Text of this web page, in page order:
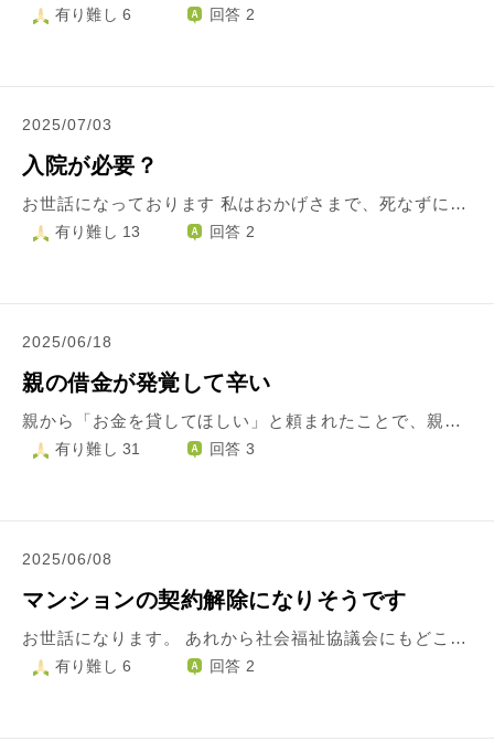
有り難し 6 回答 2
2025/07/03
入院が必要？
お世話になっております 私はおかげさまで、死なずに生きています これも、皆様のおかげです。 今回相談したいのは、ギャンブルについてです。中々パチンコが辞めれず、苦しんでます。大きな借金はしてないものの、止まりません。 自助グループという、集会みたいな所で通ってる人に、入院を勧められました。 正直入院は嫌ではありません。ただ、親との関係や生活スタイルが変わるのに勇気がいります。 僕は今、人生を変えたくて小説を書いたり、それに必要な知識を勉強しています。 それが、入院したらできないと思うと、正直生きている意味がありません。 言い過ぎかもしれませんが、40までに小説家としてデビューできるように努力してます。 わがままですが、今後ギャンブルから離れる生き方はあるのでしょうか。やはり、入院しかないのでしょうか？
有り難し 13 回答 2
2025/06/18
親の借金が発覚して辛い
親から「お金を貸してほしい」と頼まれたことで、親に貯蓄がほぼ無かったこと・過去に何度も細かい借り入れを繰り返していたことが判明し、強いショックを受けています。気持ちの整理ができずにいるため、こういった時どういう心構えでいれば良いか、教えてください。 親は病気で何度も手術を繰り返しており、数ヶ月後にまた手術を控えているため、何か力になれることがあれば言ってほしいとは言いましたが、ここまで酷い状況だとは思いませんでした。 片親ですし、助けたい気持ちは勿論ありますが、同時に失望、怒り、悲しさといった感情も湧いてきて、強いストレスになっています。親が自身の趣味を楽しんだり、私に誕生日プレゼントなどを贈ってくれたりしていた間も、金銭的に余裕がなかったのかと思うと「どうして……」という気持ちでいっぱいになります。 私自身にも家庭があるため、もしまた借金の申し出があったら、今度は受け入れられないと思います。また時が経てば気持ちも落ち着くかもしれませんが、もう信頼関係は一度壊れてしまったとすら思っています。 こういったことで揉める親子は珍しくないのではないかと思いますが……皆さんどうやって対処されているんでしょうか。
有り難し 31 回答 3
2025/06/08
マンションの契約解除になりそうです
お世話になります。 あれから社会福祉協議会にもどこにも相談できず、いよいよマンションの契約解除になりそうです。ケアマネは、なんか怖いです。 区のサポートセンターにも相談したことはありましたが、「だから、なに？」でした。優先で都営に入れるのが1番なのですが、女だからなのか、誰もなにもしてくれません。死ねばラクになりますか？
有り難し 6 回答 2